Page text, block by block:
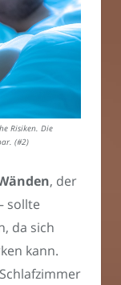
Risiken. Die
(#2)
, der
sollte
da sich
kann.